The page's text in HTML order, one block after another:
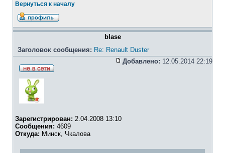
Вернуться к началу
blase
Заголовок сообщения: Re: Renault Duster
Добавлено: 12.05.2014 22:19
Зарегистрирован: 2.04.2008 13:10
Сообщения: 4609
Откуда: Минск, Чкалова